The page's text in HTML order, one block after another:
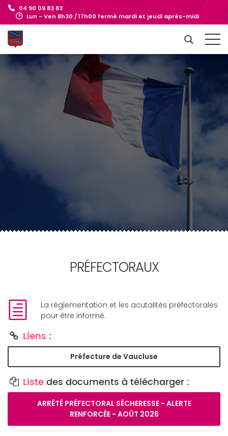
04 90 09 83 83
Lun - Ven 8h30 / 17h00 fermé mardi et jeudi après-midi
PRÉFECTORAUX
La réglementation et les acutalités préfectorales
pour être informé.
Liens :
Préfecture de Vaucluse
Listedes documents à télécharger :
ARRÊTÉ PRÉFECTORAL SÉCHERESSE - ALERTE
RENFORCÉE - AOÛT 2026